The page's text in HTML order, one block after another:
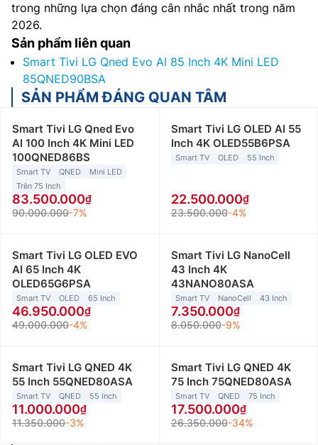
trong những lựa chọn đáng cân nhắc nhất trong năm
2026.
Sản phẩm liên quan
Smart Tivi LG Qned Evo AI 85 Inch 4K Mini LED
85QNED90BSA
SẢN PHẨM ĐÁNG QUAN TÂM
Smart Tivi LG Qned Evo
AI 100 Inch 4K Mini LED
100QNED86BS
Smart TV QNED
Mini LED
Trên 75 Inch
83.500.000
90.000.000-7%
Smart Tivi LG OLED AI 55
Inch 4K OLED55B6PSA
Smart TV OLED 55 Inch
22.500.000
23.500.000-4%
Smart Tivi LG OLED EVO
AI 65 Inch 4K
OLED65G6PSA
Smart TV OLED 65 Inch
46.950.000
49.000.000-4%
Smart Tivi LG NanoCell
43 Inch 4K
43NANO80ASA
Smart TV NanoCell 43 Inch
7.350.000
8.050.000-9%
Smart Tivi LG QNED 4K
55 Inch 55QNED80ASA
Smart TV QNED 55 Inch
11.000.000
11.350.000-3%
Smart Tivi LG QNED 4K
75 Inch 75QNED80ASA
Smart TV QNED 75 Inch
17.500.000
26.350.000-34%